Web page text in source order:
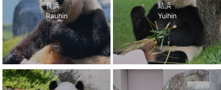
良浜
Rauhin
結浜
Yuihin